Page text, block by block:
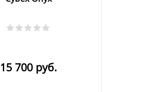
15 700 руб.